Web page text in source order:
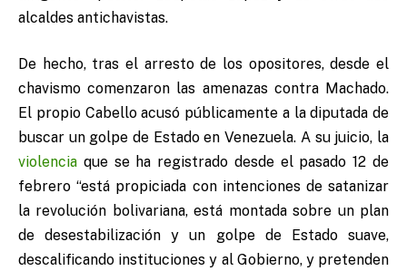
alcaldes antichavistas.
De hecho, tras el arresto de los opositores, desde el
chavismo comenzaron las amenazas contra Machado.
El propio Cabello acusó públicamente a la diputada de
buscar un golpe de Estado en Venezuela. A su juicio, la
violencia que se ha registrado desde el pasado 12 de
febrero “está propiciada con intenciones de satanizar
la revolución bolivariana, está montada sobre un plan
de desestabilización y un golpe de Estado suave,
descalificando instituciones y al Gobierno, y pretenden